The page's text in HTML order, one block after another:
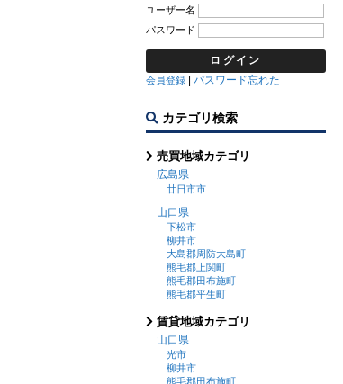
ユーザー名
パスワード
会員登録 | パスワード忘れた
カテゴリ検索
売買地域カテゴリ
広島県
廿日市市
山口県
下松市
柳井市
大島郡周防大島町
熊毛郡上関町
熊毛郡田布施町
熊毛郡平生町
賃貸地域カテゴリ
山口県
光市
柳井市
熊毛郡田布施町